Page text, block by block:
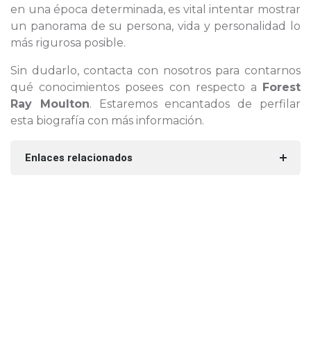
en una época determinada, es vital intentar mostrar
un panorama de su persona, vida y personalidad lo
más rigurosa posible.
Sin dudarlo, contacta con nosotros para contarnos
qué conocimientos posees con respecto a Forest
Ray Moulton. Estaremos encantados de perfilar
esta biografía con más información.
Enlaces relacionados